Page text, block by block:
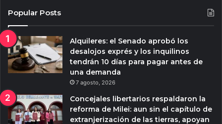
Popular Posts
Alquileres: el Senado aprobó los
desalojos exprés y los inquilinos
tendrán 10 días para pagar antes de
una demanda
7 agosto, 2026
Concejales libertarios respaldaron la
reforma de Milei: aun sin el capítulo de
extranjerización de las tierras, apoyan